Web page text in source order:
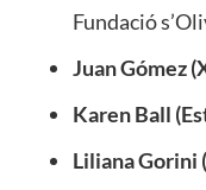
Fundació
Juan Gómez
Karen Ball
Liliana Gorini